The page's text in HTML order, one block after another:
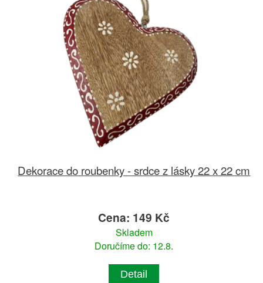
Dekorace do roubenky - srdce z lásky 22 x 22 cm
Cena: 149 Kč
Skladem
Doručíme do: 12.8.
Detail